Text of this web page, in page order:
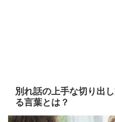
別れ話の上手な切り出
る言葉とは？